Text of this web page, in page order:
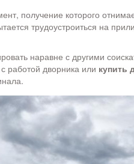
получение которого
трудоустроиться на
наравне с другими
работой дворника или купить